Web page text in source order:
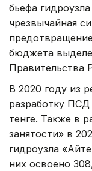
бьефа
чрезвычайная
бюджета
Правительства
В 2020 году из
разработку
тенге. Также в
занятости» в
гидроузла
них освоено